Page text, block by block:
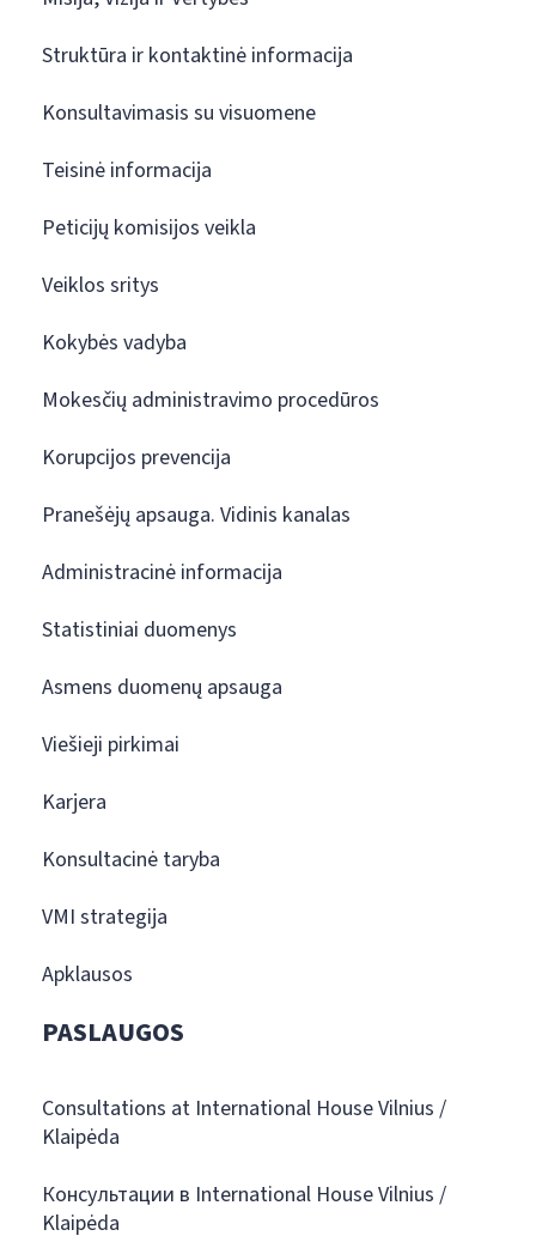
Struktūra ir kontaktinė informacija
Konsultavimasis su visuomene
Teisinė informacija
Peticijų komisijos veikla
Veiklos sritys
Kokybės vadyba
Mokesčių administravimo procedūros
Korupcijos prevencija
Pranešėjų apsauga. Vidinis kanalas
Administracinė informacija
Statistiniai duomenys
Asmens duomenų apsauga
Viešieji pirkimai
Karjera
Konsultacinė taryba
VMI strategija
Apklausos
PASLAUGOS
Consultations at International House Vilnius /
Klaipėda
Консультации в International House Vilnius /
Klaipėda